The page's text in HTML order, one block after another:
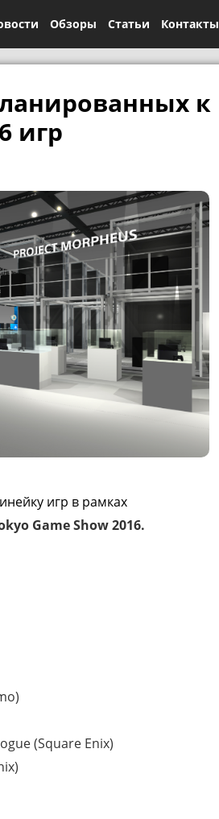
Обзоры Статьи Контакты
к
игр
игр в рамках
Game Show 2016.
(Square Enix)